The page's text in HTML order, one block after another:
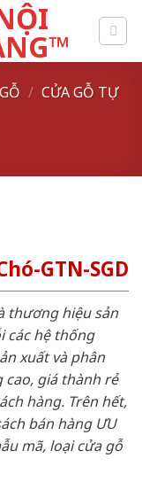
/ CỬA GỖ TỰ
GTN-SGD
thương hiệu sản
các hệ thống
xuất và phân
giá thành rẻ
hàng. Trên hết,
bán hàng ƯU
mã, loại cửa gỗ